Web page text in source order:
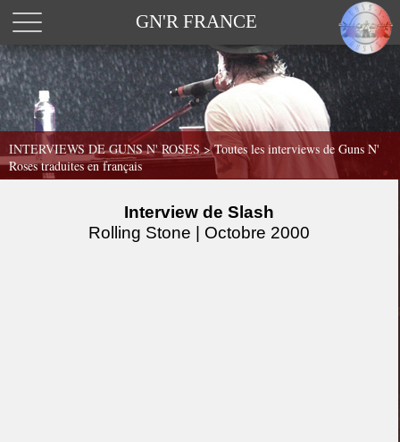
GN'R FRANCE
INTERVIEWS DE GUNS N' ROSES >Toutes les interviews de Guns N'
Roses traduites en français
Interview de Slash
Rolling Stone | Octobre 2000